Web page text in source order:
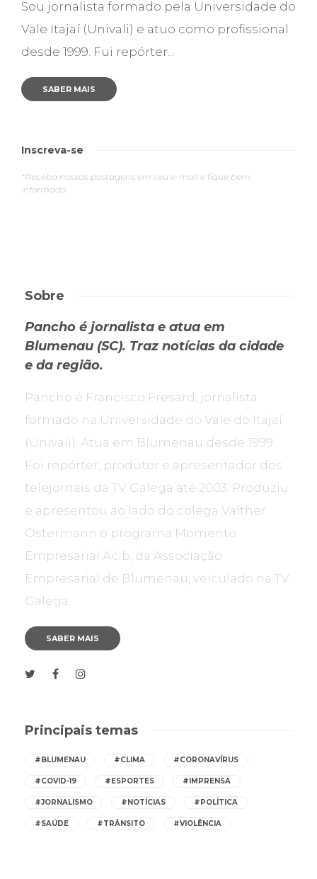
Sou jornalista formado pela Universidade do
Vale Itajaí (Univali) e atuo como profissional
desde 1999. Fui repórter...
SABER MAIS
Inscreva-se
*Receba nossas postagens em seu e-mail e fique bem
informado.
Sobre
Pancho é jornalista e atua em
Blumenau (SC). Traz notícias da cidade
e da região.
Pancho é Francisco Fresard, jornalista
formado na Universidade do Vale do Itajaí
(Univali). Atua em Blumenau desde 1999.
Foi repórter, produtor e apresentador dos
telejornais da TV Galega até 2003. Produziu
e apresentou ao lado do colega Valther
Ostermann o programa Momento
Empresarial Acib, da Associação
Empresarial de Blumenau, veiculado na TV
Galega.
SABER MAIS
Principais temas
#BLUMENAU #CLIMA #CORONAVÍRUS
#COVID-19 #ESPORTES #IMPRENSA
#JORNALISMO #NOTÍCIAS #POLÍTICA
#SAÚDE #TRÂNSITO #VIOLÊNCIA